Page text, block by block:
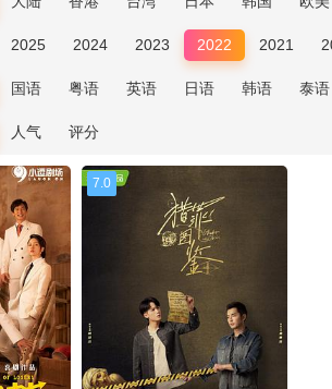
2025 2024 2023 2022 2021
国语 粤语 英语 日语 韩语 泰语
人气 评分
7.0